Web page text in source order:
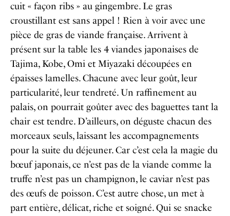
cuit « façon ribs » au gingembre. Le gras
croustillant est sans appel ! Rien à voir avec une
pièce de gras de viande française. Arrivent à
présent sur la table les 4 viandes japonaises de
Tajima, Kobe, Omi et Miyazaki découpées en
épaisses lamelles. Chacune avec leur goût, leur
particularité, leur tendreté. Un raffinement au
palais, on pourrait goûter avec des baguettes tant la
chair est tendre. D’ailleurs, on déguste chacun des
morceaux seuls, laissant les accompagnements
pour la suite du déjeuner. Car c’est cela la magie du
bœuf japonais, ce n’est pas de la viande comme la
truffe n’est pas un champignon, le caviar n’est pas
des œufs de poisson. C’est autre chose, un met à
part entière, délicat, riche et soigné. Qui se snacke